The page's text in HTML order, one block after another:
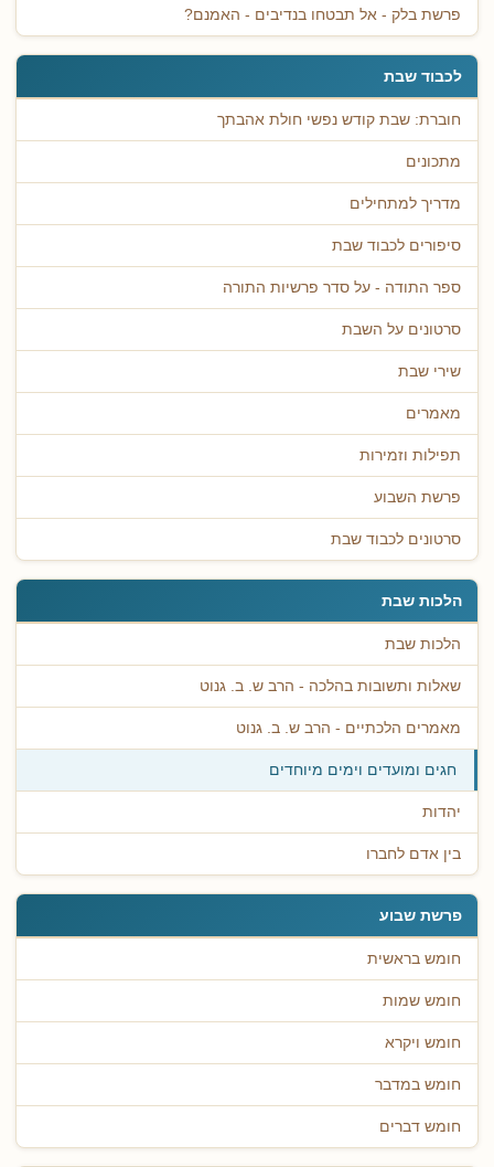
פרשת בלק - אל תבטחו בנדיבים - האמנם?
לכבוד שבת
חוברת: שבת קודש נפשי חולת אהבתך
מתכונים
מדריך למתחילים
סיפורים לכבוד שבת
ספר התודה - על סדר פרשיות התורה
סרטונים על השבת
שירי שבת
מאמרים
תפילות וזמירות
פרשת השבוע
סרטונים לכבוד שבת
הלכות שבת
הלכות שבת
שאלות ותשובות בהלכה - הרב ש. ב. גנוט
מאמרים הלכתיים - הרב ש. ב. גנוט
חגים ומועדים וימים מיוחדים
יהדות
בין אדם לחברו
פרשת שבוע
חומש בראשית
חומש שמות
חומש ויקרא
חומש במדבר
חומש דברים